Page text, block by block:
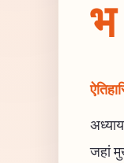
भ
जहां